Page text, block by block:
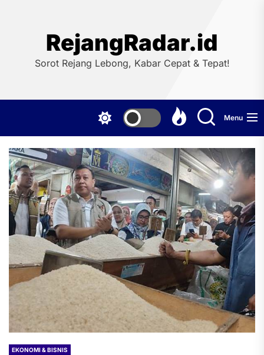
RejangRadar.id
Sorot Rejang Lebong, Kabar Cepat & Tepat!
Menu
EKONOMI & BISNIS